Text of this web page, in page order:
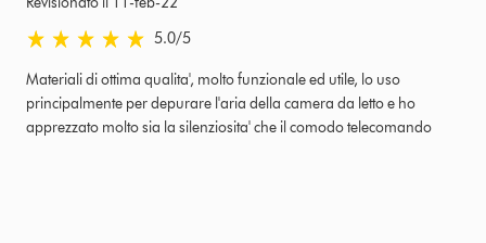
5.0 stelle su 5 da Revisionato il 11-feb-22 Ratings
5.0/5
Materiali di ottima qualita', molto funzionale ed utile, lo uso
principalmente per depurare l'aria della camera da letto e ho
apprezzato molto sia la silenziosita' che il comodo telecomando